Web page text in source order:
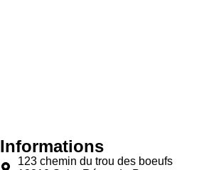
Informations
123 chemin du trou des boeufs